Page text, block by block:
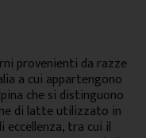
provenienti da razze
a cui appartengono
che si distinguono
di latte utilizzato in
eccellenza, tra cui il